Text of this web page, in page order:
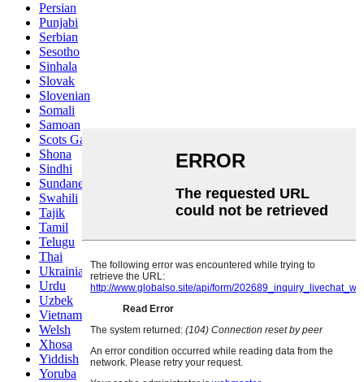
Persian
Punjabi
Serbian
Sesotho
Sinhala
Slovak
Slovenian
Somali
Samoan
Scots Gaelic
Shona
Sindhi
Sundanese
Swahili
Tajik
Tamil
Telugu
Thai
Ukrainian
Urdu
Uzbek
Vietnamese
Welsh
Xhosa
Yiddish
Yoruba